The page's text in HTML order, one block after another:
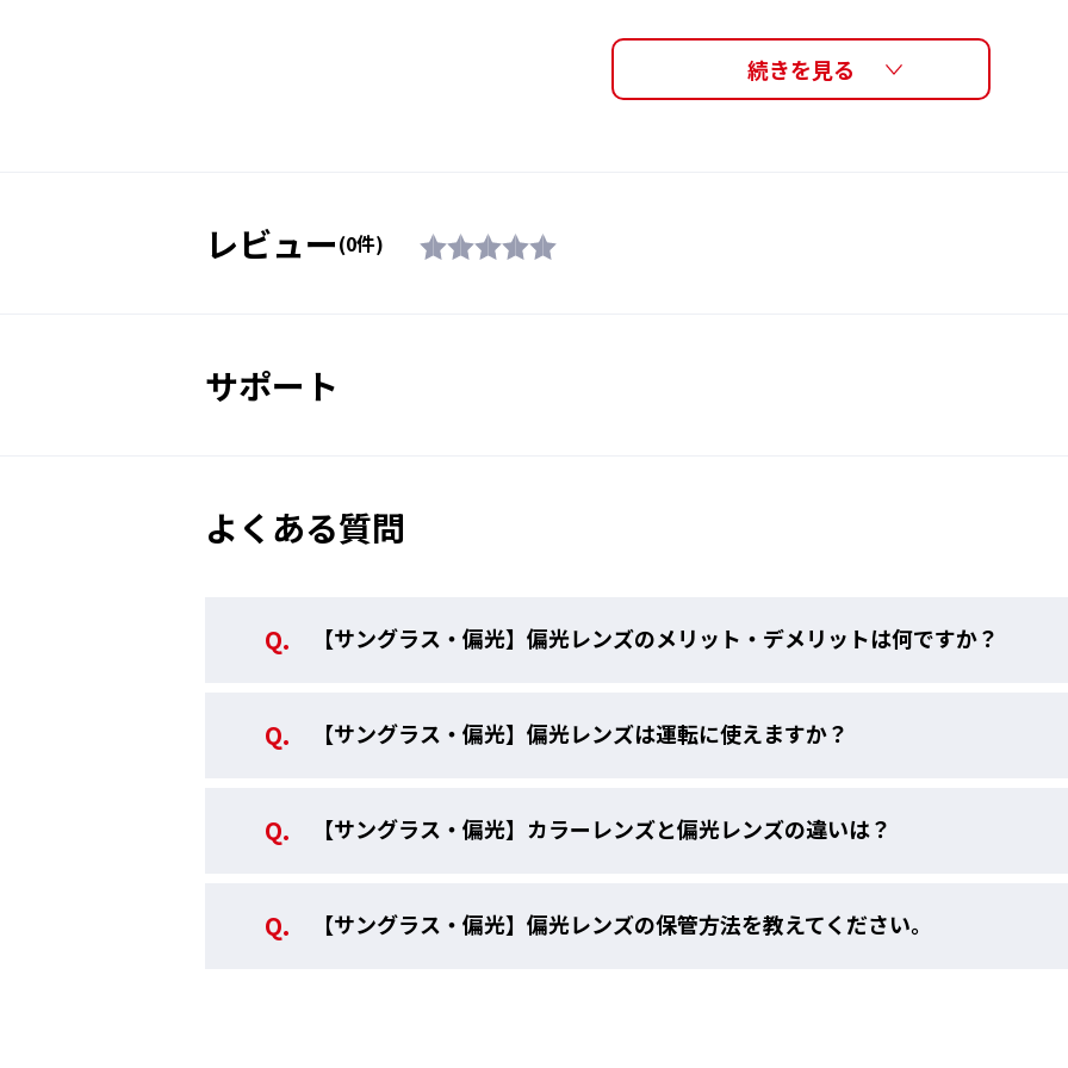
高さ39mm / 横幅130mm (片眼 58mm)
フレーム機能 固定タイプ
対象年齢
ール便等での郵送は承っておりません。
レビュー(0件)
サポート
よくある質問
【サングラス・偏光】偏光レンズのメリット・デメリットは何ですか？
【サングラス・偏光】偏光レンズは運転に使えますか？
【サングラス・偏光】カラーレンズと偏光レンズの違いは？
【サングラス・偏光】偏光レンズの保管方法を教えてください。